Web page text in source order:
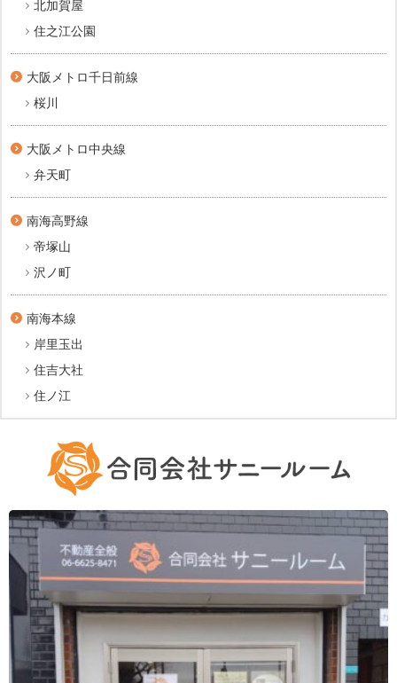
北加賀屋
住之江公園
大阪メトロ千日前線
桜川
大阪メトロ中央線
弁天町
南海高野線
帝塚山
沢ノ町
南海本線
岸里玉出
住吉大社
住ノ江